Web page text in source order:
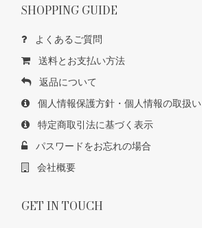
SHOPPING GUIDE
よくあるご質問
送料とお支払い方法
返品について
個人情報保護方針・個人情報の取扱い
特定商取引法に基づく表示
パスワードをお忘れの場合
会社概要
GET IN TOUCH